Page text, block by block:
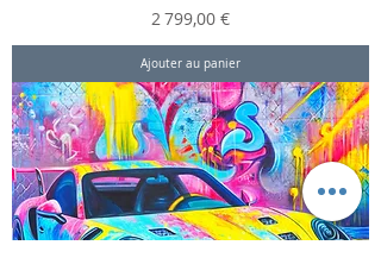
Prix
2 799,00 €
Ajouter au panier